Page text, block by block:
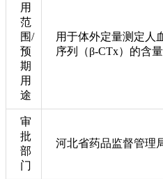
用
范
围/
预
期
用
途
用于体外定量测定人
序列（β-CTx）的含量
审
批
部
门
河北省药品监督管理